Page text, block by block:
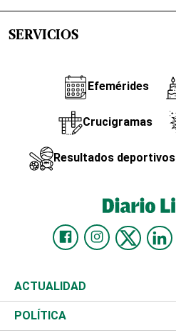
SERVICIOS
Efemérides
Crucigramas
Resultados deportivos
ACTUALIDAD
Nacional
POLÍTICA